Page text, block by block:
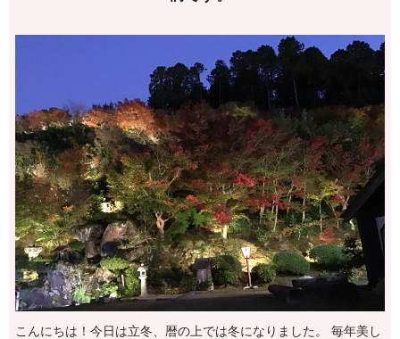
こんにちは！今日は立冬、暦の上では冬になりました。 毎年美し